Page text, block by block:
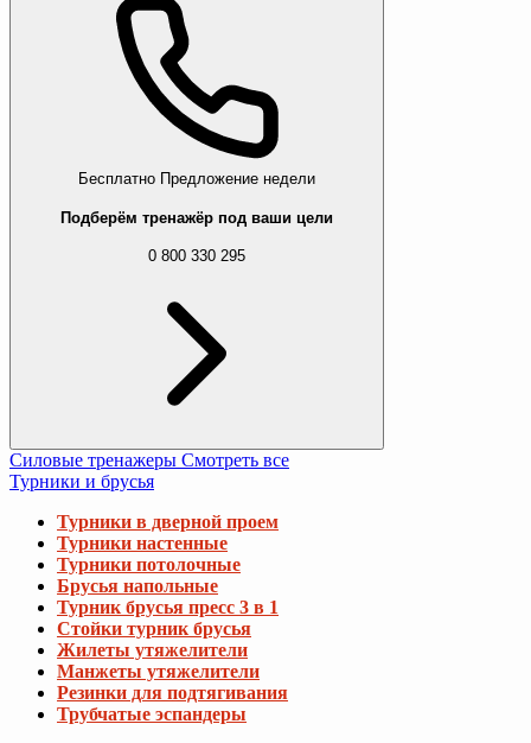
Бесплатно Предложение недели
Подберём тренажёр под ваши цели
0 800 330 295
Силовые тренажеры Смотреть все
Турники и брусья
Турники в дверной проем
Турники настенные
Турники потолочные
Брусья напольные
Турник брусья пресс 3 в 1
Стойки турник брусья
Жилеты утяжелители
Манжеты утяжелители
Резинки для подтягивания
Трубчатые эспандеры